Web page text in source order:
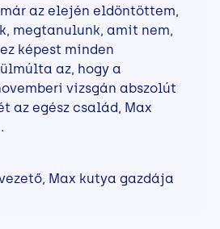
már az elején eldöntöttem,
megtanulunk, amit nem,
képest minden
az, hogy a
vizsgán abszolút
az egész család, Max
Max kutya gazdája